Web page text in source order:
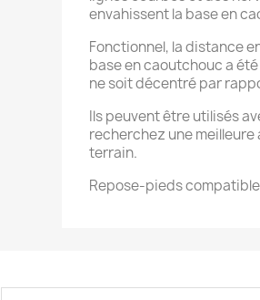
envahissent la base en
Fonctionnel, la distance
base en caoutchouc a
ne soit décentré par
Ils peuvent être utilisés
recherchez une
terrain.
Repose-pieds